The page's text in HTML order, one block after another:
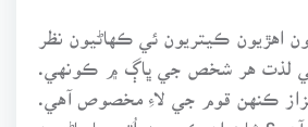
اهڙيون ڪيتريون ئي ڪهاڻيون نظر
جي لذت هر شخص جي ڀاڳ ۾ ڪونهي.
ڪنهن قوم جي لاءِ مخصوص آهي.
شايد ان ڪري به اُتي جا ماڻهون